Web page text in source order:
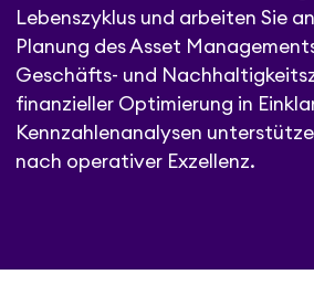
Lebenszyklus und arbeiten Sie
Planung des Asset
Geschäfts- und
finanzieller Optimierung in
Kennzahlenanalysen
nach operativer Exzellenz.